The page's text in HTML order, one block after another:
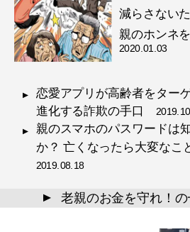
減らさない
親のホンネ
2020.01.03
恋愛アプリが高齢者をター
進化する詐欺の手口
親のスマホのパスワードは
か？ 亡くなったら大変な
2019.08.18
▲ 老親のお金を守れ！